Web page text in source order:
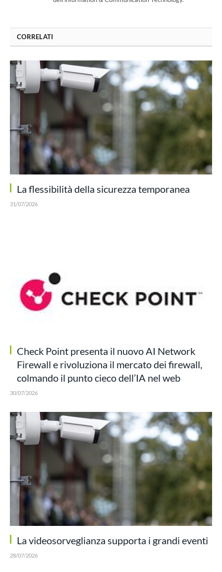
CORRELATI
La flessibilità della sicurezza temporanea
31/07/2026
Check Point presenta il nuovo AI Network
Firewall e rivoluziona il mercato dei firewall,
colmando il punto cieco dell’IA nel web
30/07/2026
La videosorveglianza supporta i grandi eventi
28/07/2026